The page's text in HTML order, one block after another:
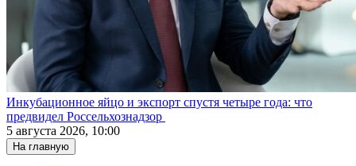
Инкубационное яйцо и экспорт спустя четыре года: что
предвидел Россельхознадзор
5 августа 2026, 10:00
На главную